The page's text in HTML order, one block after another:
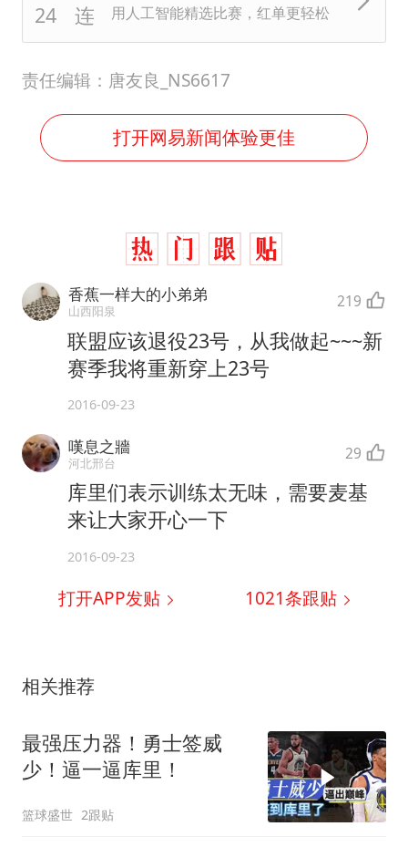
用人工智能精选比赛，红单更轻松
责任编辑：唐友良_NS6617
打开网易新闻体验更佳
香蕉一样大的小弟弟
山西阳泉 219
联盟应该退役23号，从我做起~~~新
赛季我将重新穿上23号
2016-09-23
嘆息之牆
河北邢台 29
库里们表示训练太无味，需要麦基
来让大家开心一下
2016-09-23
打开APP发贴 1021条跟贴
相关推荐
最强压力器！勇士签威
少！逼一逼库里！
篮球盛世 2跟贴